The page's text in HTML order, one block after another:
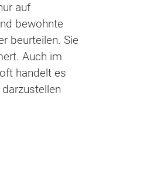
auf
bewohnte
beurteilen. Sie
Auch im
handelt es